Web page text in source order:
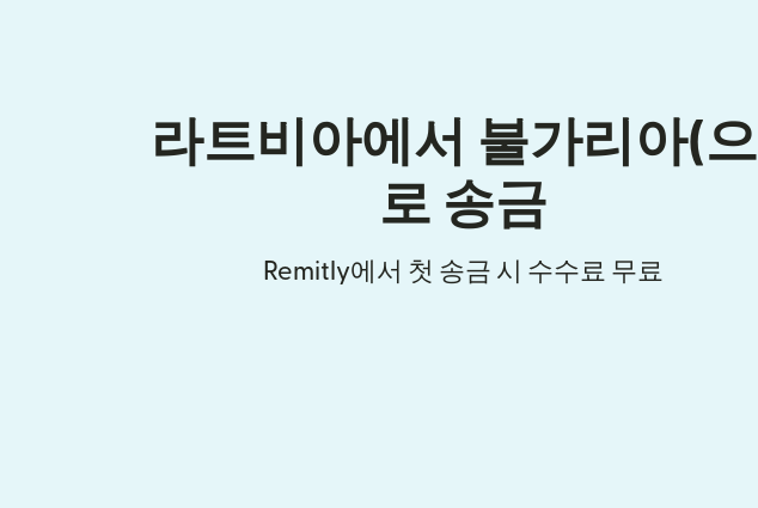
라트비아에서 불가리아(
로 송금
Remitly에서 첫 송금 시 수수료 무료